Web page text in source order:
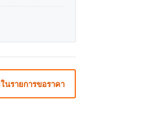
นรายการขอราคา